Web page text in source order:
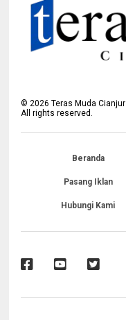
©2026 Teras Muda Cianjur
All rights reserved.
Beranda
Pasang Iklan
Hubungi Kami